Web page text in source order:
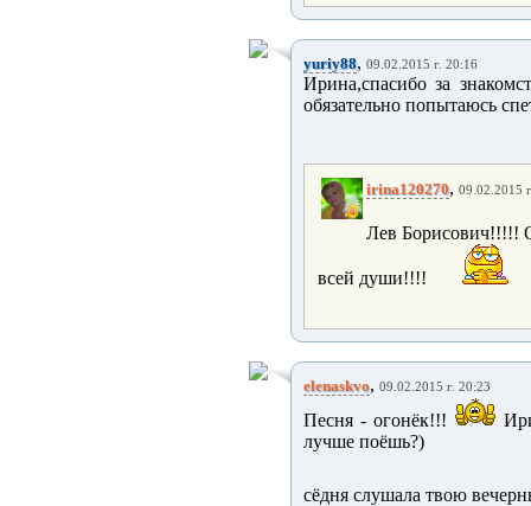
yuriy88, 09.02.2015 г. 20:16
Ирина,спасибо за
обязательно попытаюсь
irina120270, 09.02.2015
Лев Борисович!!!!!
всей души!!!!
elenaskvo, 09.02.2015 г. 20:23
Песня - огонёк!!!
лучше поёшь?)
сёдня слушала твою